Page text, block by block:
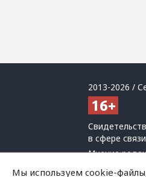
2013-2026 /
в сфере
Мнение
При
Мы используем cookie-